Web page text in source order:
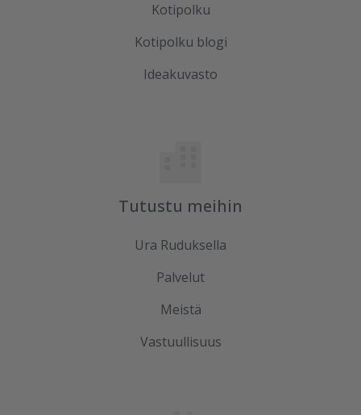
Kotipolku
Kotipolku blogi
Ideakuvasto
Tutustu meihin
Ura Ruduksella
Palvelut
Meistä
Vastuullisuus